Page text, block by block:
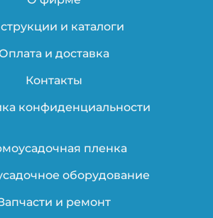
и каталоги
и доставка
Контакты
конфиденциальности
пленка
оборудование
и ремонт